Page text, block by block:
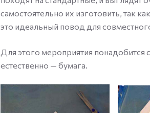
самостоятельно их изготовить, так
это идеальный повод для
Для этого мероприятия
естественно — бумага.